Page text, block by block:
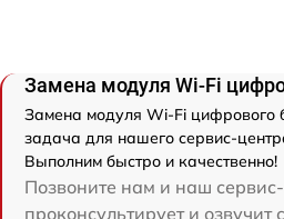
Замена модуля Wi-Fi
Замена модуля Wi-Fi цифрового
задача для нашего сервис-
Выполним быстро и качественно!
Позвоните нам и наш
проконсультирует и озвучит